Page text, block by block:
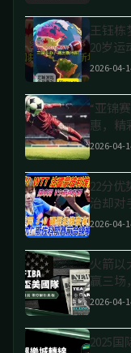
王钰栋
20岁运
2026-04-
“亚锦
惠，精
2026-04-
22分
治却对
2026-04-
火箭以
赢三场
2026-04-
2025